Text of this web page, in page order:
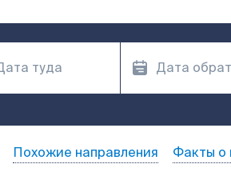
Похожие направления Факты о